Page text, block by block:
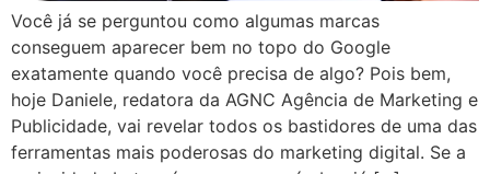
Você já se perguntou como algumas marcas
conseguem aparecer bem no topo do Google
exatamente quando você precisa de algo? Pois bem,
hoje Daniele, redatora da AGNC Agência de Marketing e
Publicidade, vai revelar todos os bastidores de uma das
ferramentas mais poderosas do marketing digital. Se a